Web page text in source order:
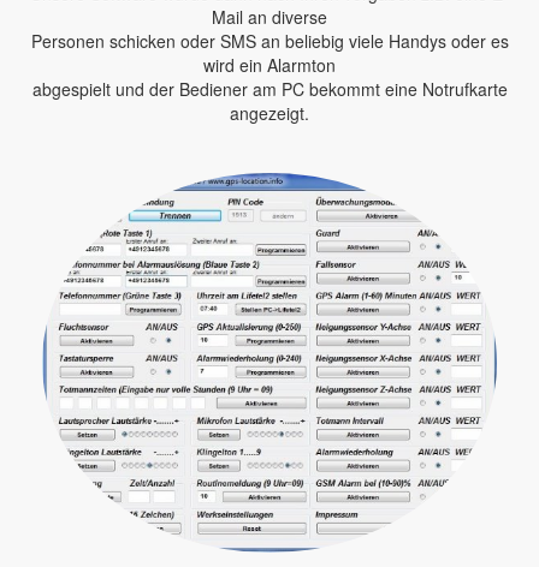
Mail an diverse
Personen schicken oder SMS an beliebig viele Handys oder es
wird ein Alarmton
abgespielt und der Bediener am PC bekommt eine Notrufkarte
angezeigt.